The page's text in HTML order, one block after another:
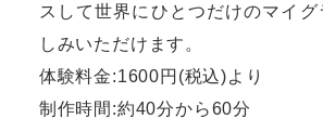
スして世界にひとつだけのマイグ
しみいただけます。
体験料金:1600円(税込)より
制作時間:約40分から60分